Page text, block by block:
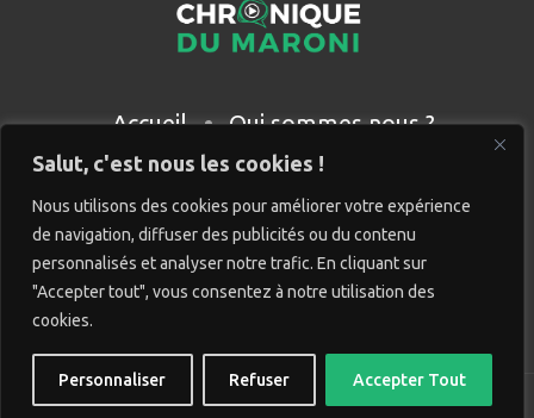
Salut, c'est nous les cookies !
Nous utilisons des cookies pour améliorer votre expérience
de navigation, diffuser des publicités ou du contenu
personnalisés et analyser notre trafic. En cliquant sur
"Accepter tout", vous consentez à notre utilisation des
cookies.
Personnaliser Refuser Accepter Tout
Accueil
Qui sommes nous ?
Partenaires
Contact